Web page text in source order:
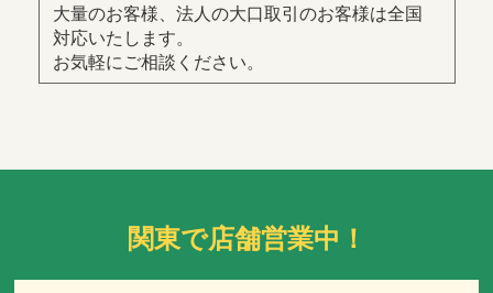
大量のお客様、法人の大口取引のお客様は全国
対応いたします。
お気軽にご相談ください。
関東で店舗営業中！